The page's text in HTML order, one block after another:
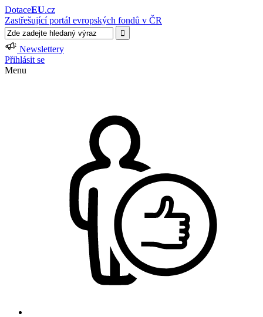
DotaceEU.cz
Zastřešující portál evropských fondů v ČR
Newslettery
Přihlásit se
Menu